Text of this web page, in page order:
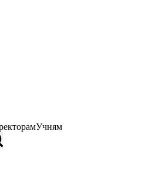
Учням